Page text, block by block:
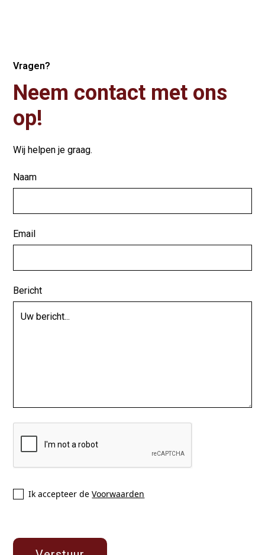
Vragen?
Neem contact met ons
op!
Wij helpen je graag.
Naam
Email
Bericht
Ik accepteer deVoorwaarden